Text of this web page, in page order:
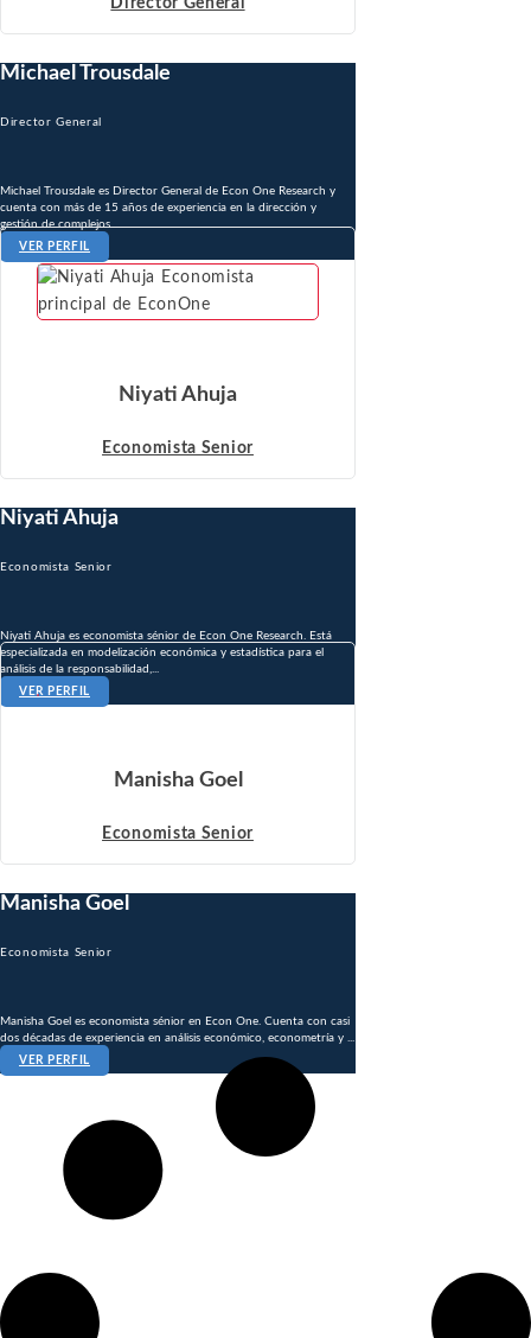
Michael Trousdale
Director General
Michael Trousdale es Director General de Econ One Research y
cuenta con más de 15 años de experiencia en la dirección y
gestión de complejos ...
VER PERFIL
Niyati Ahuja
Economista Senior
Niyati Ahuja
Economista Senior
Niyati Ahuja es economista sénior de Econ One Research. Está
especializada en modelización económica y estadística para el
análisis de la responsabilidad,...
VER PERFIL
Manisha Goel
Economista Senior
Manisha Goel
Economista Senior
Manisha Goel es economista sénior en Econ One. Cuenta con casi
dos décadas de experiencia en análisis económico, econometría y ...
VER PERFIL